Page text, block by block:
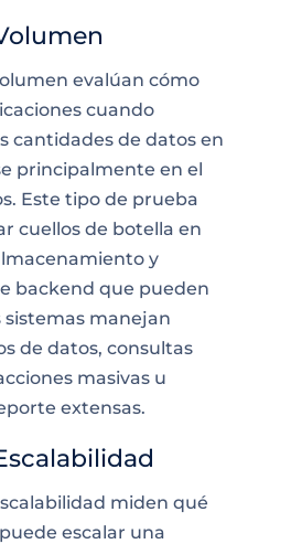
evalúan cómo
cuando
cantidades de datos en
principalmente en el
Este tipo de prueba
cuellos de botella en
y
backend que pueden
manejan
de datos, consultas
masivas u
extensas.
miden qué
escalar una